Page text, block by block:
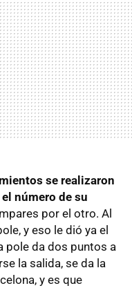
se realizaron
número de su
por el otro. Al
y eso le dió ya el
pole da dos puntos a
la salida, se da la
y es que